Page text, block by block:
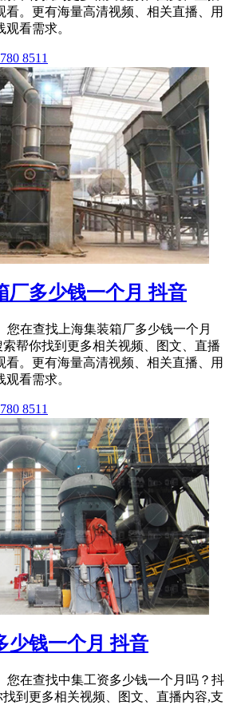
看。更有海量高清视频、相关直播、用
观看需求。
8511
厂多少钱一个月 抖音
您在查找上海集装箱厂多少钱一个月
帮你找到更多相关视频、图文、直播
看。更有海量高清视频、相关直播、用
观看需求。
8511
少钱一个月 抖音
您在查找中集工资多少钱一个月吗？抖
到更多相关视频、图文、直播内容,支